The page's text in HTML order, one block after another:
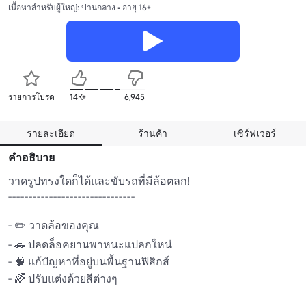
เนื้อหาสำหรับผู้ใหญ่: ปานกลาง • อายุ 16+
รายการโปรด 14K+ 6,945
รายละเอียด ร้านค้า เซิร์ฟเวอร์
คำอธิบาย
วาดรูปทรงใดก็ได้และขับรถที่มีล้อตลก!
-------------------------------
- ✏️ วาดล้อของคุณ
- 🚗 ปลดล็อคยานพาหนะแปลกใหน่
- 🧠 แก้ปัญหาที่อยู่บนพื้นฐานฟิสิกส์
- 🌈 ปรับแต่งด้วยสีต่างๆ